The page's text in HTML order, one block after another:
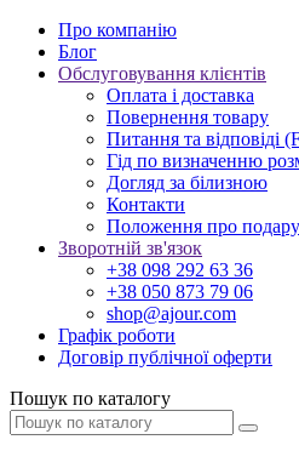
Про компанію
Блог
Обслуговування клієнтів
Оплата і доставка
Повернення товару
Питання та відповіді
Гід по визначенню
Догляд за білизною
Контакти
Положення про
Зворотній зв'язок
+38 098 292 63 36
+38 050 873 79 06
shop@ajour.com
Графік роботи
Договір публічної оферти
Пошук по каталогу